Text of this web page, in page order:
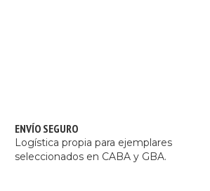
ENVÍO SEGURO
Logística propia para ejemplares
seleccionados en CABA y GBA.